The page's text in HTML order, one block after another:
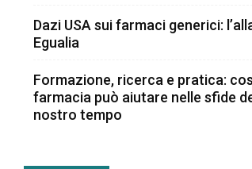
Dazi USA sui farmaci generici:
Egualia
Formazione, ricerca e pratica:
farmacia può aiutare nelle sfide
nostro tempo